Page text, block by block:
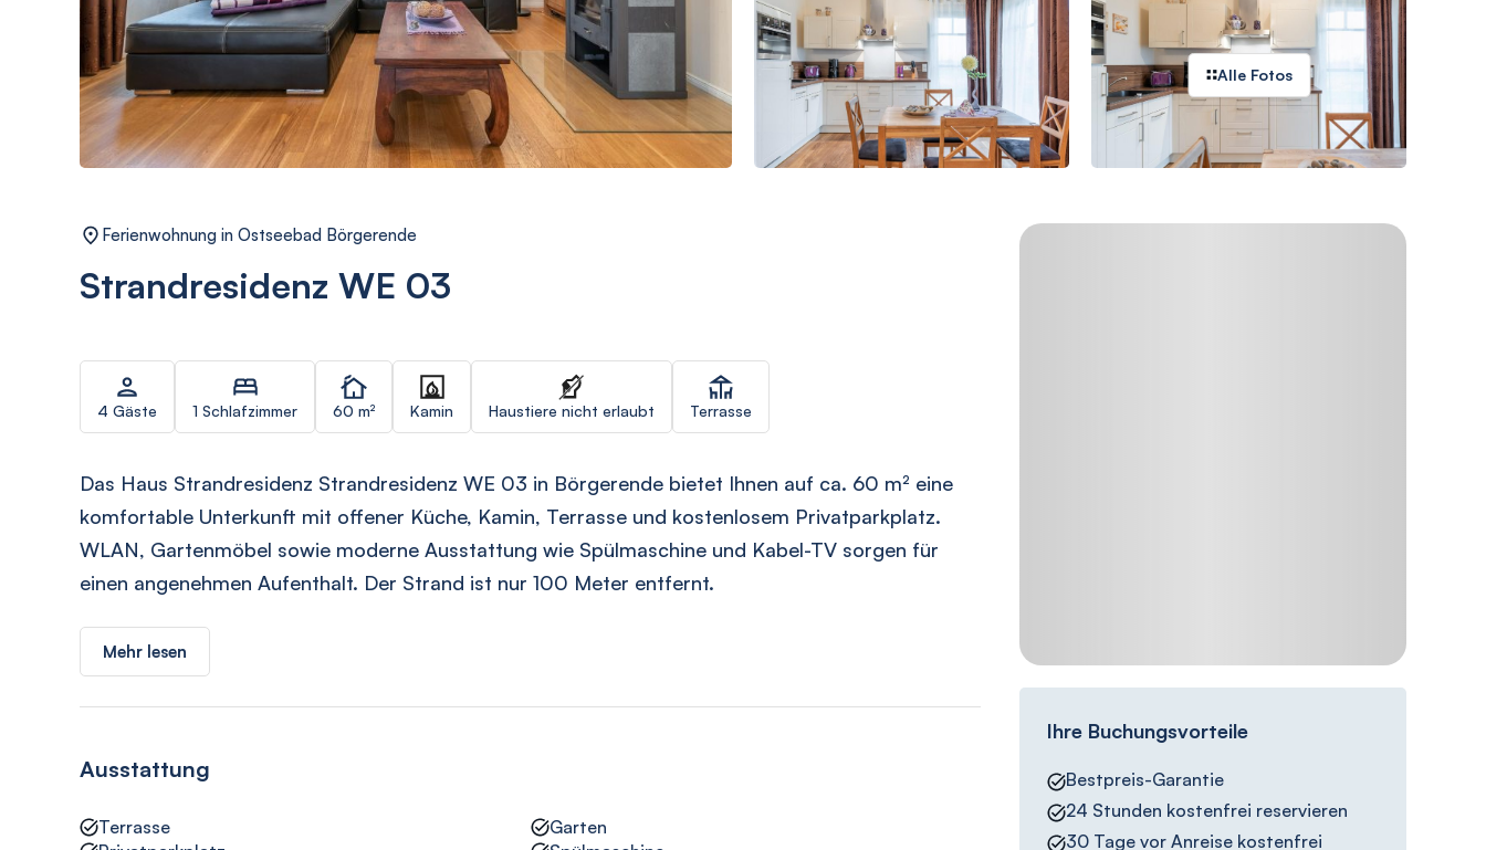
Alle Fotos
Ferienwohnung in Ostseebad Börgerende
Strandresidenz WE 03
4 Gäste 1 Schlafzimmer 60 m² Kamin Haustiere nicht erlaubt Terrasse
Das Haus Strandresidenz Strandresidenz WE 03 in Börgerende bietet Ihnen auf ca. 60 m² eine
komfortable Unterkunft mit offener Küche, Kamin, Terrasse und kostenlosem Privatparkplatz.
WLAN, Gartenmöbel sowie moderne Ausstattung wie Spülmaschine und Kabel-TV sorgen für
einen angenehmen Aufenthalt. Der Strand ist nur 100 Meter entfernt.
Mehr lesen
Ausstattung
Terrasse
Garten
Ihre Buchungsvorteile
Bestpreis-Garantie
24 Stunden kostenfrei reservieren
30 Tage vor Anreise kostenfrei